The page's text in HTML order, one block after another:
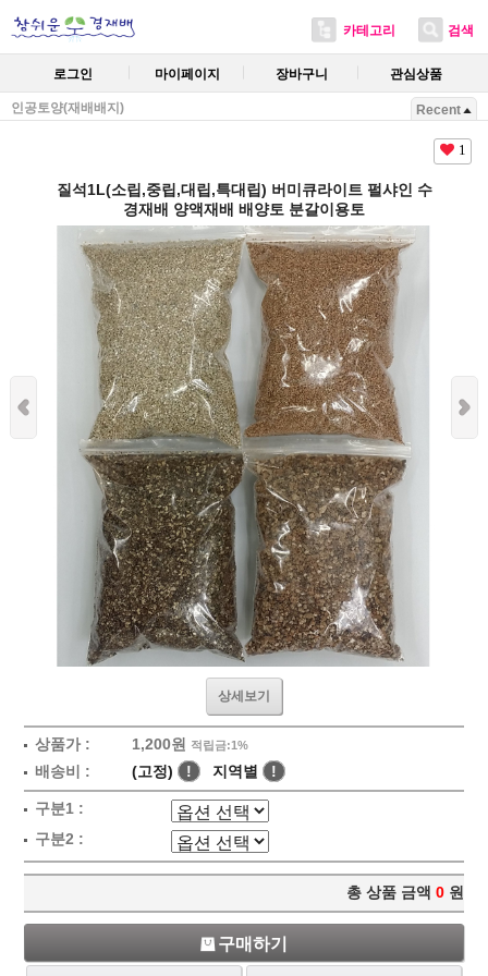
카테고리 검색
로그인 마이페이지 장바구니 관심상품
인공토양(재배배지) Recent
1
질석1L(소립,중립,대립,특대립) 버미큐라이트 펄샤인 수
경재배 양액재배 배양토 분갈이용토
상세보기
상품가 : 1,200원 적립금:1%
배송비 : (고정) ! 지역별 !
구분1 :
구분2 :
총 상품 금액 0 원
구매하기